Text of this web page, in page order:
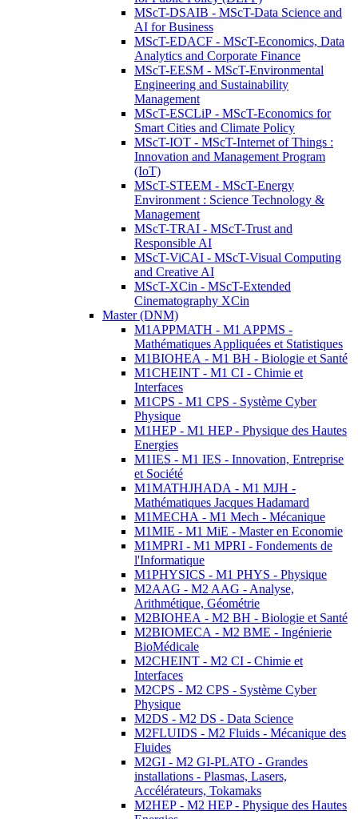
MScT-DSAIB - MScT-Data Science and
AI for Business
MScT-EDACF - MScT-Economics, Data
Analytics and Corporate Finance
MScT-EESM - MScT-Environmental
Engineering and Sustainability
Management
MScT-ESCLiP - MScT-Economics for
Smart Cities and Climate Policy
MScT-IOT - MScT-Internet of Things :
Innovation and Management Program
(IoT)
MScT-STEEM - MScT-Energy
Environment : Science Technology &
Management
MScT-TRAI - MScT-Trust and
Responsible AI
MScT-ViCAI - MScT-Visual Computing
and Creative AI
MScT-XCin - MScT-Extended
Cinematography XCin
Master (DNM)
M1APPMATH - M1 APPMS -
Mathématiques Appliquées et Statistiques
M1BIOHEA - M1 BH - Biologie et Santé
M1CHEINT - M1 CI - Chimie et
Interfaces
M1CPS - M1 CPS - Système Cyber
Physique
M1HEP - M1 HEP - Physique des Hautes
Energies
M1IES - M1 IES - Innovation, Entreprise
et Société
M1MATHJHADA - M1 MJH -
Mathématiques Jacques Hadamard
M1MECHA - M1 Mech - Mécanique
M1MIE - M1 MiE - Master en Economie
M1MPRI - M1 MPRI - Fondements de
l'Informatique
M1PHYSICS - M1 PHYS - Physique
M2AAG - M2 AAG - Analyse,
Arithmétique, Géométrie
M2BIOHEA - M2 BH - Biologie et Santé
M2BIOMECA - M2 BME - Ingénierie
BioMédicale
M2CHEINT - M2 CI - Chimie et
Interfaces
M2CPS - M2 CPS - Système Cyber
Physique
M2DS - M2 DS - Data Science
M2FLUIDS - M2 Fluids - Mécanique des
Fluides
M2GI - M2 GI-PLATO - Grandes
installations - Plasmas, Lasers,
Accélérateurs, Tokamaks
M2HEP - M2 HEP - Physique des Hautes